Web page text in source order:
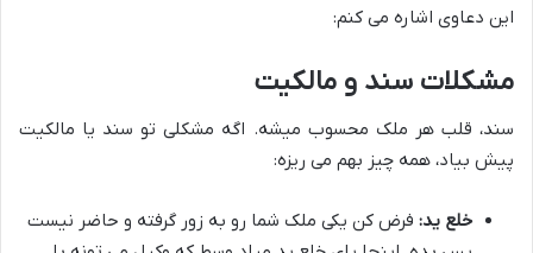
این دعاوی اشاره می کنم:
مشکلات سند و مالکیت
سند، قلب هر ملک محسوب میشه. اگه مشکلی تو سند یا مالکیت
پیش بیاد، همه چیز بهم می ریزه:
خلع ید: فرض کن یکی ملک شما رو به زور گرفته و حاضر نیست